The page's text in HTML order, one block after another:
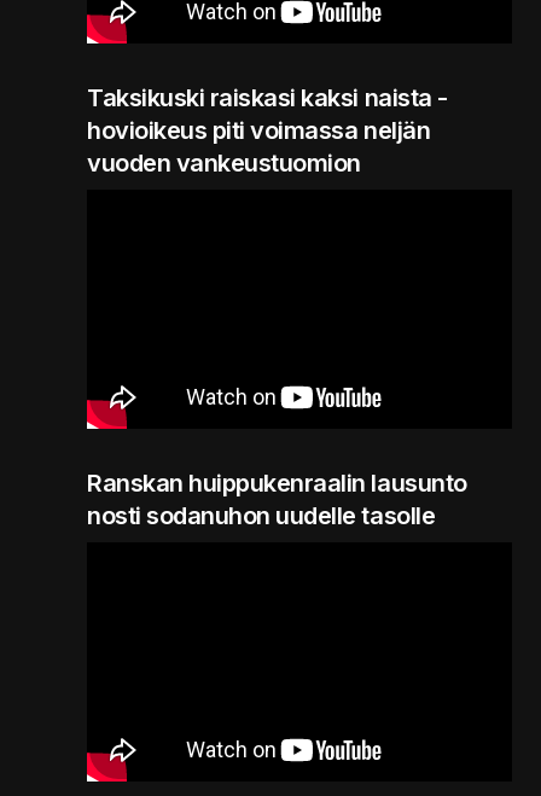
Taksikuski raiskasi kaksi naista -
hovioikeus piti voimassa neljän
vuoden vankeustuomion
Ranskan huippukenraalin lausunto
nosti sodanuhon uudelle tasolle